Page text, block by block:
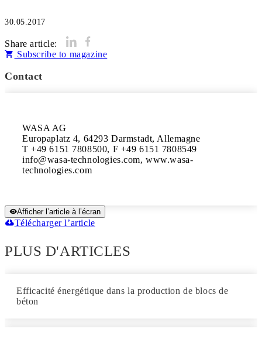
30.05.2017
Share article:
Subscribe to magazine
Contact
WASA AG
Europaplatz 4, 64293 Darmstadt, Allemagne
T +49 6151 7808500, F +49 6151 7808549
info@wasa-technologies.com, www.wasa-
Afficher l’article à l’écran
Télécharger l’article
PLUS D'ARTICLES
Efficacité énergétique dans la production de blocs de
béton